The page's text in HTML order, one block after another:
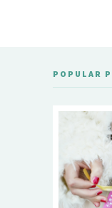
POPULAR